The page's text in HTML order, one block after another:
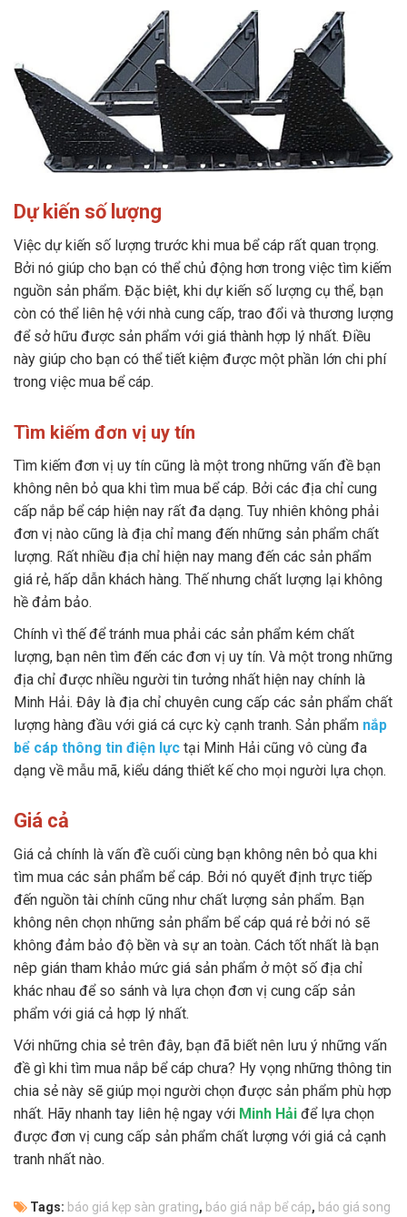
Dự kiến số lượng
Việc dự kiến số lượng trước khi mua bể cáp rất quan trọng.
Bởi nó giúp cho bạn có thể chủ động hơn trong việc tìm kiếm
nguồn sản phẩm. Đặc biệt, khi dự kiến số lượng cụ thể, bạn
còn có thể liên hệ với nhà cung cấp, trao đổi và thương lượng
để sở hữu được sản phẩm với giá thành hợp lý nhất. Điều
này giúp cho bạn có thể tiết kiệm được một phần lớn chi phí
trong việc mua bể cáp.
Tìm kiếm đơn vị uy tín
Tìm kiếm đơn vị uy tín cũng là một trong những vấn đề bạn
không nên bỏ qua khi tìm mua bể cáp. Bởi các địa chỉ cung
cấp nắp bể cáp hiện nay rất đa dạng. Tuy nhiên không phải
đơn vị nào cũng là địa chỉ mang đến những sản phẩm chất
lượng. Rất nhiều địa chỉ hiện nay mang đến các sản phẩm
giá rẻ, hấp dẫn khách hàng. Thế nhưng chất lượng lại không
hề đảm bảo.
Chính vì thế để tránh mua phải các sản phẩm kém chất
lượng, bạn nên tìm đến các đơn vị uy tín. Và một trong những
địa chỉ được nhiều người tin tưởng nhất hiện nay chính là
Minh Hải. Đây là địa chỉ chuyên cung cấp các sản phẩm chất
lượng hàng đầu với giá cá cực kỳ cạnh tranh. Sản phẩm nắp
bể cáp thông tin điện lực tại Minh Hải cũng vô cùng đa
dạng về mẫu mã, kiểu dáng thiết kế cho mọi người lựa chọn.
Giá cả
Giá cả chính là vấn đề cuối cùng bạn không nên bỏ qua khi
tìm mua các sản phẩm bể cáp. Bởi nó quyết định trực tiếp
đến nguồn tài chính cũng như chất lượng sản phẩm. Bạn
không nên chọn những sản phẩm bể cáp quá rẻ bởi nó sẽ
không đảm bảo độ bền và sự an toàn. Cách tốt nhất là bạn
nêp gián tham khảo mức giá sản phẩm ở một số địa chỉ
khác nhau để so sánh và lựa chọn đơn vị cung cấp sản
phẩm với giá cả hợp lý nhất.
Với những chia sẻ trên đây, bạn đã biết nên lưu ý những vấn
đề gì khi tìm mua nắp bể cáp chưa? Hy vọng những thông tin
chia sẻ này sẽ giúp mọi người chọn được sản phẩm phù hợp
nhất. Hãy nhanh tay liên hệ ngay với Minh Hải để lựa chọn
được đơn vị cung cấp sản phẩm chất lượng với giá cả cạnh
tranh nhất nào.
Tags: báo giá kẹp sàn grating, báo giá nắp bể cáp, báo giá song